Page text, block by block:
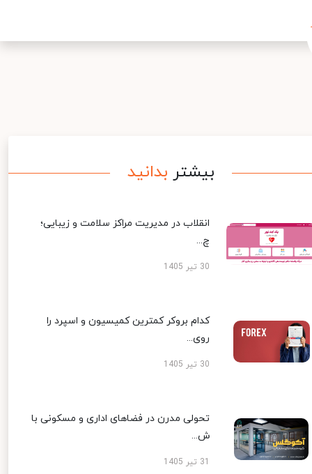
بیشتر بدانید
انقلاب در مدیریت مراکز سلامت و زیبایی؛
چ...
30 تیر 1405
کدام بروکر کمترین کمیسیون و اسپرد را
روی...
30 تیر 1405
تحولی مدرن در فضاهای اداری و مسکونی با
ش...